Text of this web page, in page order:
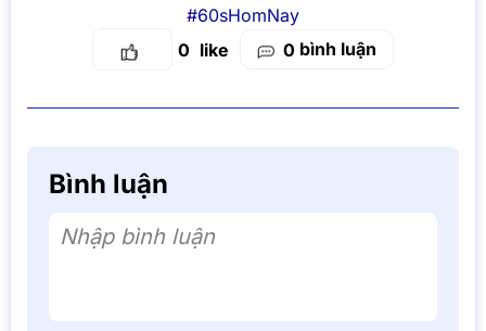
#60sHomNay
0
0 bình luận
Bình luận
Nhập bình luận